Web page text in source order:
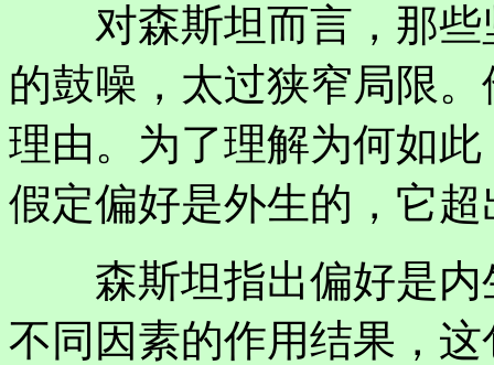
对森斯坦而言，那些
的鼓噪，太过狭窄局限
理由。为了理解为何如
假定偏好是外生的，它
森斯坦指出偏好是内
不同因素的作用结果，